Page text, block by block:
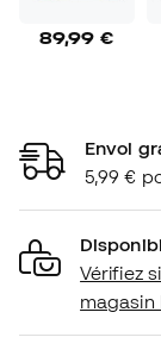
89,99 €
Envoi
5,99 €
Vérifiez
magasin